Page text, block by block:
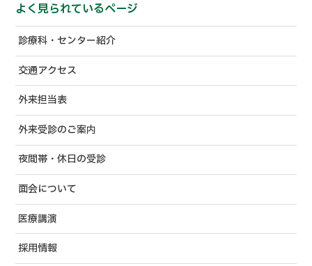
よく見られているページ
診療科・センター紹介
交通アクセス
外来担当表
外来受診のご案内
夜間帯・休日の受診
面会について
医療講演
採用情報